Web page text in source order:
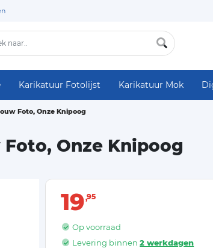
Karikatuur Fotolijst Karikatuur Mok
Foto, Onze Knipoog
Onze Knipoog
19 95
Op voorraad
Levering binnen2 werkdagen